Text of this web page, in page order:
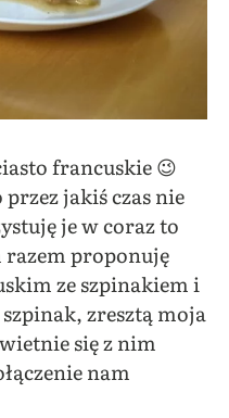
francuskie 😉
jakiś czas nie
je w coraz to
proponuję
ze szpinakiem i
zresztą moja
się z nim
nam